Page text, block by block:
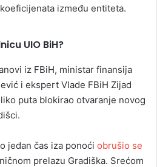
između entiteta.
UIO BiH?
iz FBiH, ministar finansija
i ekspert Vlade FBiH Zijad
puta blokirao otvaranje novog
jedan čas iza ponoći obrušio se
prelazu Gradiška. Srećom